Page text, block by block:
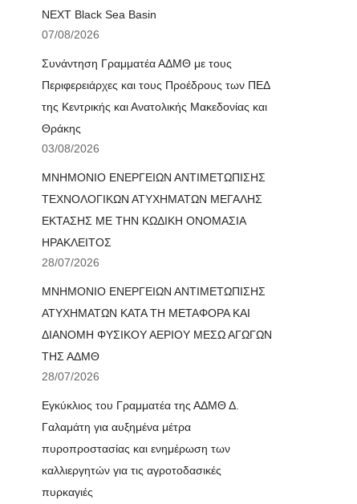
NEXT Black Sea Basin
07/08/2026
Συνάντηση Γραμματέα ΑΔΜΘ με τους
Περιφερειάρχες και τους Προέδρους των ΠΕΔ
της Κεντρικής και Ανατολικής Μακεδονίας και
Θράκης
03/08/2026
ΜΝΗΜΟΝΙΟ ΕΝΕΡΓΕΙΩΝ ΑΝΤΙΜΕΤΩΠΙΣΗΣ
ΤΕΧΝΟΛΟΓΙΚΩΝ ΑΤΥΧΗΜΑΤΩΝ ΜΕΓΑΛΗΣ
ΕΚΤΑΣΗΣ ΜΕ ΤΗΝ ΚΩΔΙΚΗ ΟΝΟΜΑΣΙΑ
ΗΡΑΚΛΕΙΤΟΣ
28/07/2026
ΜΝΗΜΟΝΙΟ ΕΝΕΡΓΕΙΩΝ ΑΝΤΙΜΕΤΩΠΙΣΗΣ
ΑΤΥΧΗΜΑΤΩΝ ΚΑΤΑ ΤΗ ΜΕΤΑΦΟΡΑ ΚΑΙ
ΔΙΑΝΟΜΗ ΦΥΣΙΚΟΥ ΑΕΡΙΟΥ ΜΕΣΩ ΑΓΩΓΩΝ
ΤΗΣ ΑΔΜΘ
28/07/2026
Εγκύκλιος του Γραμματέα της ΑΔΜΘ Δ.
Γαλαμάτη για αυξημένα μέτρα
πυροπροστασίας και ενημέρωση των
καλλιεργητών για τις αγροτοδασικές
πυρκαγιές